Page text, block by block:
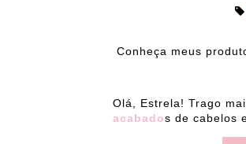
Conheça meus
Olá, Estrela! Trago
acabados de cabelos